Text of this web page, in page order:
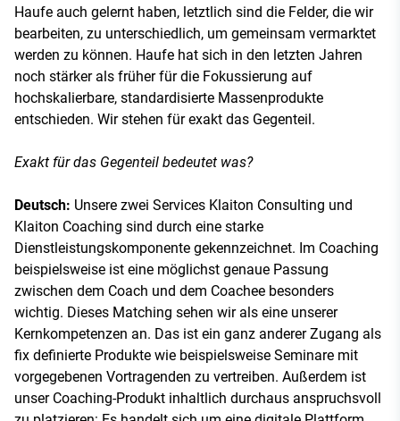
Haufe auch gelernt haben, letztlich sind die Felder, die wir
bearbeiten, zu unterschiedlich, um gemeinsam vermarktet
werden zu können. Haufe hat sich in den letzten Jahren
noch stärker als früher für die Fokussierung auf
hochskalierbare, standardisierte Massenprodukte
entschieden. Wir stehen für exakt das Gegenteil.
Exakt für das Gegenteil bedeutet was?
Deutsch: Unsere zwei Services Klaiton Consulting und
Klaiton Coaching sind durch eine starke
Dienstleistungskomponente gekennzeichnet. Im Coaching
beispielsweise ist eine möglichst genaue Passung
zwischen dem Coach und dem Coachee besonders
wichtig. Dieses Matching sehen wir als eine unserer
Kernkompetenzen an. Das ist ein ganz anderer Zugang als
fix definierte Produkte wie beispielsweise Seminare mit
vorgegebenen Vortragenden zu vertreiben. Außerdem ist
unser Coaching-Produkt inhaltlich durchaus anspruchsvoll